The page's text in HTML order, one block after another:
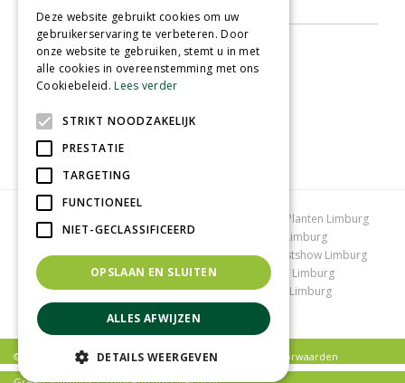
Tuincentrum Limburg
Planten Limburg
Bomen en struiken Limburg
Tuinplanten Limburg
Tuincentrum Vlodrop Gartencenter Vlodrop
Kerstshow Limburg
Kerstverlichting Lemax huisjes
Vijvervissen Limburg
Graszoden kopen Limburg Tuinmeubelen Limburg
Tuincentrum Roermond
© Tuincentrum Schmitz |Privacy policy|
Algemene voorwaarden
Deze website gebruikt cookies om uw
gebruikerservaring te verbeteren. Door
onze website te gebruiken, stemt u in met
alle cookies in overeenstemming met ons
Cookiebeleid.Lees verder
STRIKT NOODZAKELIJK
PRESTATIE
TARGETING
FUNCTIONEEL
NIET-GECLASSIFICEERD
OPSLAAN EN SLUITEN
ALLES AFWIJZEN
DETAILS WEERGEVEN